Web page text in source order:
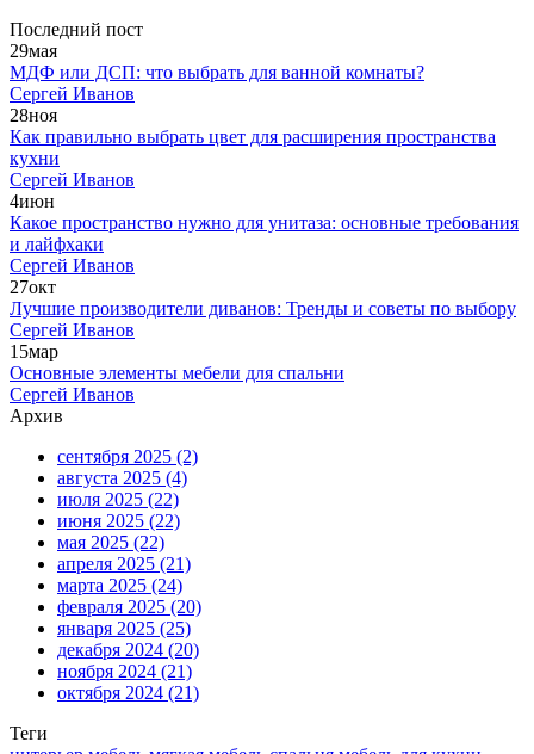
Последний пост
29мая
МДФ или ДСП: что выбрать для ванной комнаты?
Сергей Иванов
28ноя
Как правильно выбрать цвет для расширения пространства
кухни
Сергей Иванов
4июн
Какое пространство нужно для унитаза: основные требования
и лайфхаки
Сергей Иванов
27окт
Лучшие производители диванов: Тренды и советы по выбору
Сергей Иванов
15мар
Основные элементы мебели для спальни
Сергей Иванов
Архив
сентября 2025 (2)
августа 2025 (4)
июля 2025 (22)
июня 2025 (22)
мая 2025 (22)
апреля 2025 (21)
марта 2025 (24)
февраля 2025 (20)
января 2025 (25)
декабря 2024 (20)
ноября 2024 (21)
октября 2024 (21)
Теги